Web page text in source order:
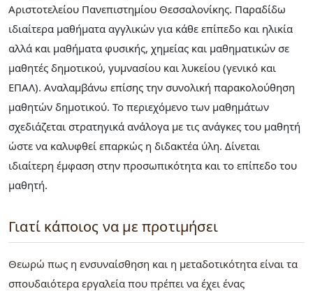
Αριστοτελείου Πανεπιστημίου Θεσσαλονίκης. Παραδίδω
ιδιαίτερα μαθήματα αγγλικών για κάθε επίπεδο και ηλικία
αλλά και μαθήματα φυσικής, χημείας και μαθηματικών σε
μαθητές δημοτικού, γυμνασίου και λυκείου (γενικό και
ΕΠΑΛ). Αναλαμβάνω επίσης την συνολική παρακολούθηση
μαθητών δημοτικού. Το περιεχόμενο των μαθημάτων
σχεδιάζεται στρατηγικά ανάλογα με τις ανάγκες του μαθητή
ώστε να καλυφθεί επαρκώς η διδακτέα ύλη. Δίνεται
ιδιαίτερη έμφαση στην προσωπικότητα και το επίπεδο του
μαθητή.
Γιατί κάποιος να με προτιμήσει
Θεωρώ πως η ενσυναίσθηση και η μεταδοτικότητα είναι τα
σπουδαιότερα εργαλεία που πρέπει να έχει ένας